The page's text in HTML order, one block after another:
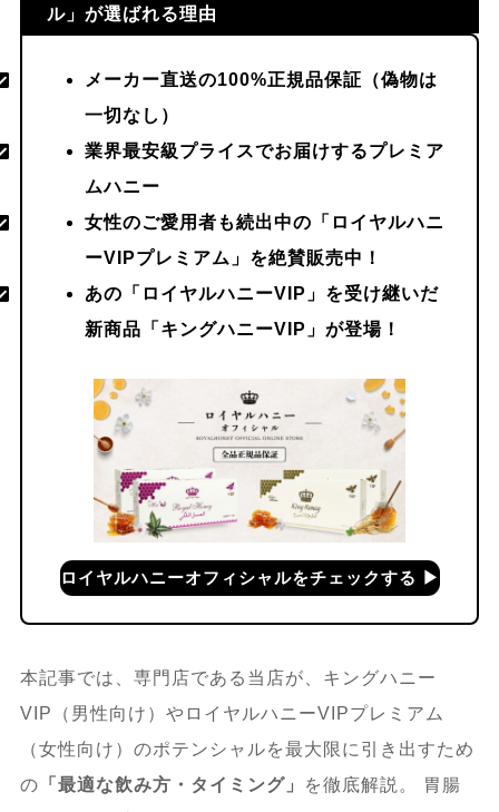
ル」が選ばれる理由
メーカー直送の100%正規品保証（偽物は
一切なし）
業界最安級プライスでお届けするプレミア
ムハニー
女性のご愛用者も続出中の「ロイヤルハニ
ーVIPプレミアム」を絶賛販売中！
あの「ロイヤルハニーVIP」を受け継いだ
新商品「キングハニーVIP」が登場！
ロイヤルハニーオフィシャルをチェックする ▶︎
本記事では、専門店である当店が、キングハニー
VIP（男性向け）やロイヤルハニーVIPプレミアム
（女性向け）のポテンシャルを最大限に引き出すため
の 「最適な飲み方・タイミング」
を徹底解説。 胃腸